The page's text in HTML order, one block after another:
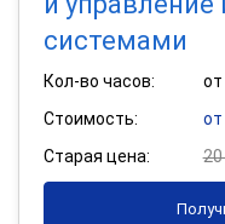
системами
Кол-во часов:
от
Стоимость:
от
Старая цена:
20